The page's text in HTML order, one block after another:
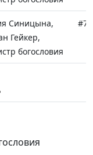
Синицына,
Гейкер,
богословия
Гейкер,
богословия
Ничик,